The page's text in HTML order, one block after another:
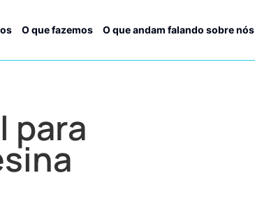
O que fazemos O que andam falando sobre nós
para